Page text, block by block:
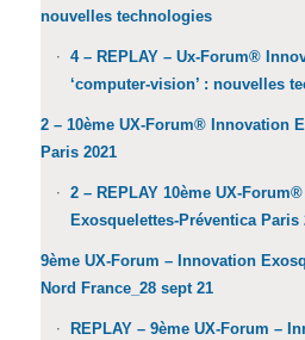
nouvelles technologies
4 – REPLAY – Ux-Forum®
‘computer-vision’ : nouvelles
2 – 10ème UX-Forum® Innovation
Paris 2021
2 – REPLAY 10ème UX-
Exosquelettes-Préventica Paris
9ème UX-Forum – Innovation
Nord France_28 sept 21
REPLAY – 9ème UX-Forum –